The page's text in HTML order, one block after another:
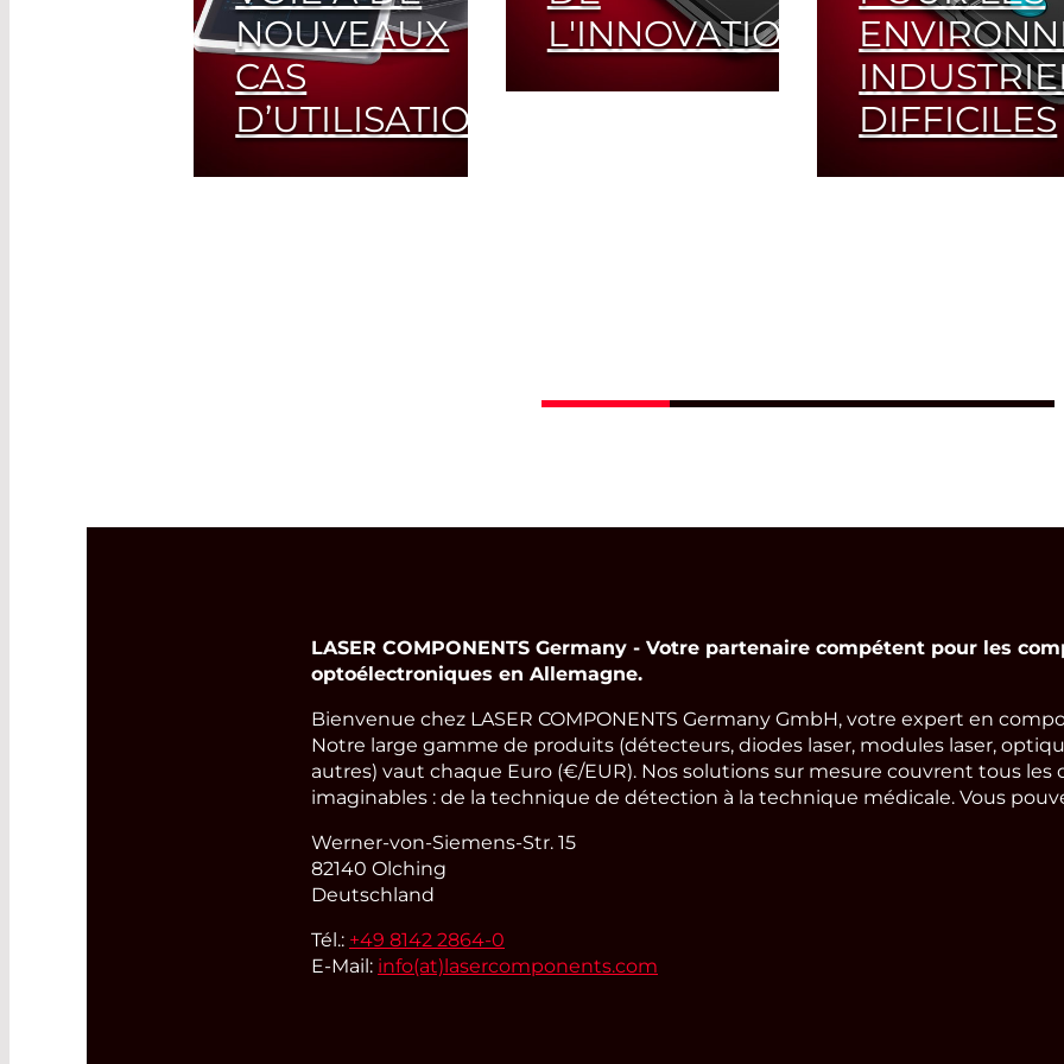
NOUVEAUX
CAS
D’UTILISATION
L'INNOVATION
Appareil de mesure
DIFFICILES
L'absorbeur EZ
LASER COMPONENTS Germany - Votre partenaire compétent pour les
optoélectroniques en Allemagne.
Bienvenue chez LASER COMPONENTS Germany GmbH, votre expert en
Notre large gamme de produits (détecteurs, diodes laser, modules laser,
autres) vaut chaque Euro (€/EUR). Nos solutions sur mesure couvrent tous
imaginables : de la technique de détection à la technique médicale. Vous
Werner-von-Siemens-Str. 15
82140 Olching
Deutschland
Tél.: +49 8142 2864-0
E-Mail: info(at)lasercomponents.com